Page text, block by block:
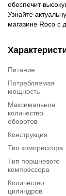
обеспечит
Узнайте
магазине Roco с
Питание
Потребляемая
мощность
Максимальное
количество
оборотов
Конструкция
Тип компрессора
Тип поршневого
компрессора
Количество
цилиндров